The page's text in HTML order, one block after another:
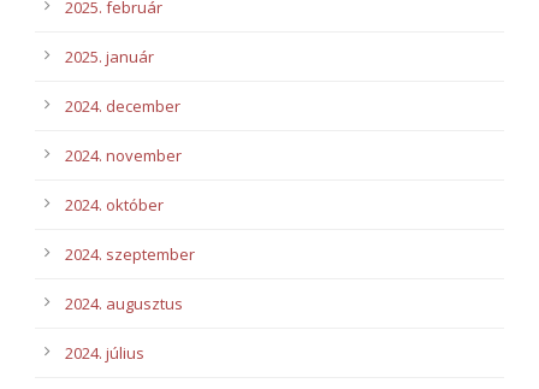
2025. február
2025. január
2024. december
2024. november
2024. október
2024. szeptember
2024. augusztus
2024. július